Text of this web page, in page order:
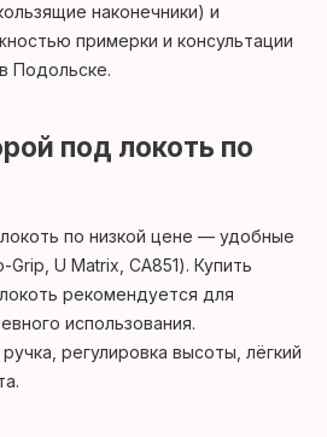
наконечники) и
примерки и консультации
Подольске.
под локоть по
по низкой цене — удобные
U Matrix, CA851). Купить
рекомендуется для
использования.
регулировка высоты, лёгкий